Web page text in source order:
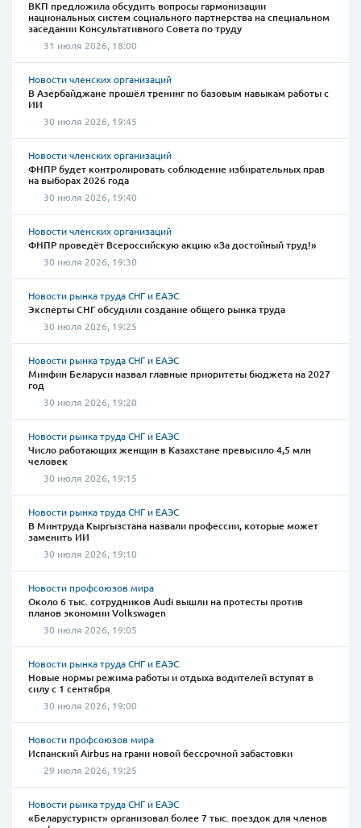
ВКП предложила обсудить вопросы гармонизации
национальных систем социального партнерства на специальном
заседании Консультативного Совета по труду
31 июля 2026, 18:00
Новости членских организаций
В Азербайджане прошёл тренинг по базовым навыкам работы с
ИИ
30 июля 2026, 19:45
Новости членских организаций
ФНПР будет контролировать соблюдение избирательных прав
на выборах 2026 года
30 июля 2026, 19:40
Новости членских организаций
ФНПР проведёт Всероссийскую акцию «За достойный труд!»
30 июля 2026, 19:30
Новости рынка труда СНГ и ЕАЭС
Эксперты СНГ обсудили создание общего рынка труда
30 июля 2026, 19:25
Новости рынка труда СНГ и ЕАЭС
Минфин Беларуси назвал главные приоритеты бюджета на 2027
год
30 июля 2026, 19:20
Новости рынка труда СНГ и ЕАЭС
Число работающих женщин в Казахстане превысило 4,5 млн
человек
30 июля 2026, 19:15
Новости рынка труда СНГ и ЕАЭС
В Минтруда Кыргызстана назвали профессии, которые может
заменить ИИ
30 июля 2026, 19:10
Новости профсоюзов мира
Около 6 тыс. сотрудников Audi вышли на протесты против
планов экономии Volkswagen
30 июля 2026, 19:05
Новости рынка труда СНГ и ЕАЭС
Новые нормы режима работы и отдыха водителей вступят в
силу с 1 сентября
30 июля 2026, 19:00
Новости профсоюзов мира
Испанский Airbus на грани новой бессрочной забастовки
29 июля 2026, 19:25
Новости рынка труда СНГ и ЕАЭС
«Беларустурист» организовал более 7 тыс. поездок для членов